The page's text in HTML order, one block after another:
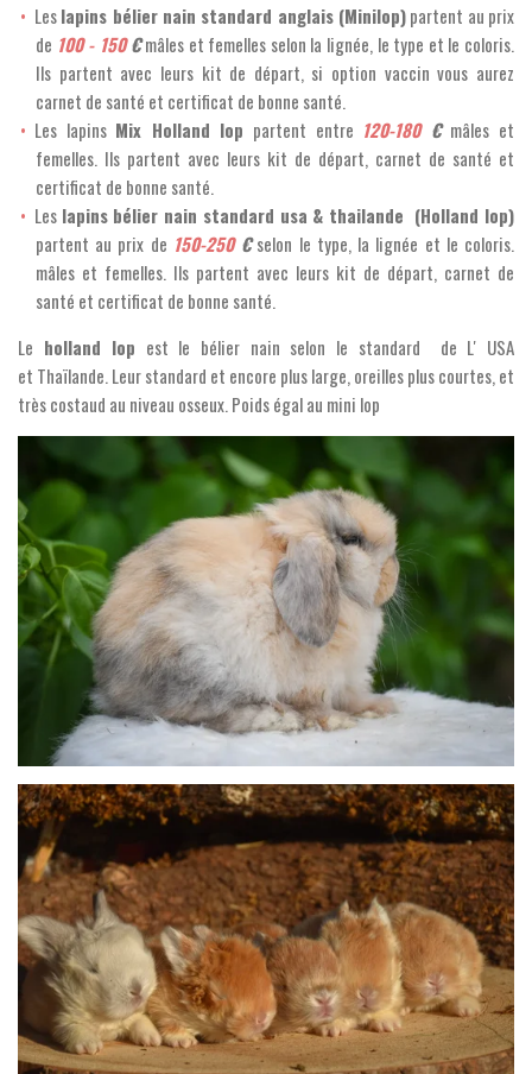
Leslapins bélier nain standard anglais (Minilop)partent au prix
de 100 - 150€ mâles et femelles selon la lignée, le type et le coloris.
Ils partent avec leurs kit de départ, si option vaccin vous aurez
carnet de santé et certificat de bonne santé.
Les lapins Mix Holland lop partent entre 120-180 € mâles et
femelles. Ils partent avec leurs kit de départ, carnet de santé et
certificat de bonne santé.
Les lapins bélier nain standard usa & thailande (Holland lop)
partent au prix de 150-250€selon le type, la lignée et le coloris.
mâles et femelles. Ils partent avec leurs kit de départ, carnet de
santé et certificat de bonne santé.
Le holland lop est le bélier nain selon le standard de L' USA
et Thaïlande. Leur standard et encore plus large, oreilles plus courtes, et
très costaud au niveau osseux. Poids égal au mini lop